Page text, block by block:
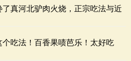
真河北驴肉火烧，正宗吃法与近
吃法！百香果啧芭乐！太好吃